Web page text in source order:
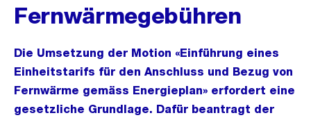
Fernwärmegebühren
Die Umsetzung der Motion «Einführung eines
Einheitstarifs für den Anschluss und Bezug von
Fernwärme gemäss Energieplan» erfordert eine
gesetzliche Grundlage. Dafür beantragt der